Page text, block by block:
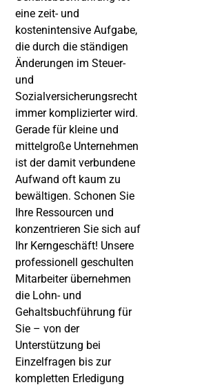
eine zeit- und
kostenintensive Aufgabe,
die durch die ständigen
Änderungen im Steuer-
und
Sozialversicherungsrecht
immer komplizierter wird.
Gerade für kleine und
mittelgroße Unternehmen
ist der damit verbundene
Aufwand oft kaum zu
bewältigen. Schonen Sie
Ihre Ressourcen und
konzentrieren Sie sich auf
Ihr Kerngeschäft! Unsere
professionell geschulten
Mitarbeiter übernehmen
die Lohn- und
Gehaltsbuchführung für
Sie – von der
Unterstützung bei
Einzelfragen bis zur
kompletten Erledigung